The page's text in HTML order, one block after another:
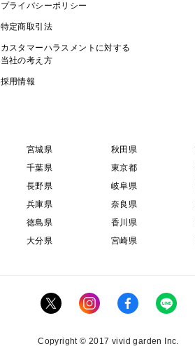
プライバシーポリシー
特定商取引法
カスタマーハラスメントに対する
当社の考え方
採用情報
宮城県 秋田県
千葉県 東京都
長野県 岐阜県
兵庫県 奈良県
徳島県 香川県
大分県 宮崎県
Copyright © 2017 vivid garden Inc.